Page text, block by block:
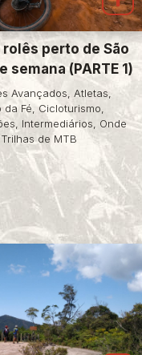
perto de São
semana (PARTE 1)
Avançados Atletas
da Fé ,Cicloturismo
Intermediários
Onde
Trilhas de MTB